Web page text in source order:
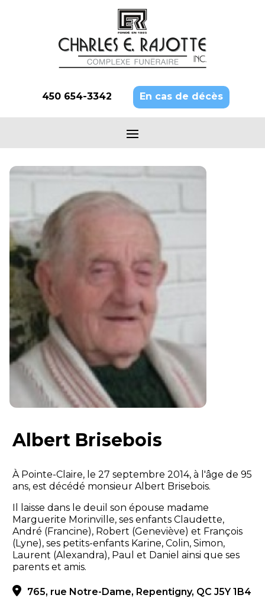
450 654-3342 En cas de décès
Albert Brisebois
À Pointe-Claire, le 27 septembre 2014, à l'âge de 95
ans, est décédé monsieur Albert Brisebois.
Il laisse dans le deuil son épouse madame
Marguerite Morinville, ses enfants Claudette,
André (Francine), Robert (Geneviève) et François
(Lyne), ses petits-enfants Karine, Colin, Simon,
Laurent (Alexandra), Paul et Daniel ainsi que ses
parents et amis.
765, rue Notre-Dame, Repentigny, QC J5Y 1B4